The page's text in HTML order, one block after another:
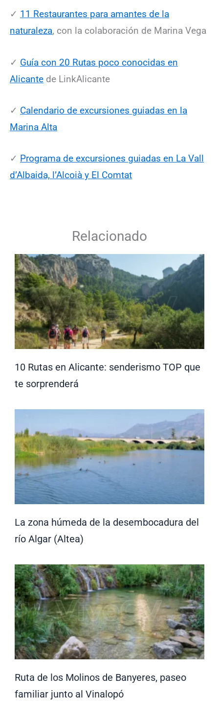
✓ 11 Restaurantes para amantes de la
naturaleza, con la colaboración de Marina Vega
✓ Guía con 20 Rutas poco conocidas en
Alicante de LinkAlicante
✓ Calendario de excursiones guiadas en la
Marina Alta
✓ Programa de excursiones guiadas en La Vall
d’Albaida, l’Alcoià y El Comtat
Relacionado
10 Rutas en Alicante: senderismo TOP que
te sorprenderá
La zona húmeda de la desembocadura del
río Algar (Altea)
Ruta de los Molinos de Banyeres, paseo
familiar junto al Vinalopó